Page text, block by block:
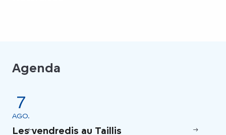
Agenda
7
AGO.
Les vendredis au Taillis